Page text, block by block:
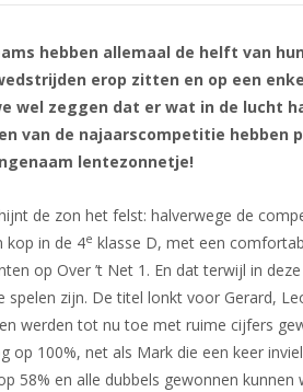
hebben allemaal de helft van hun
erop zitten en op een
wel zeggen dat er wat in de lucht
van de najaarscompetitie hebben
lentezonnetje!
de zon het felst: halverwege de
kop in de 4e klasse D, met een
op Over ’t Net 1. En dat terwijl in
spelen zijn. De titel lonkt voor Gerard,
werden tot nu toe met ruime cijfers
op 100%, net als Mark die een keer
58% en alle dubbels gewonnen kunnen